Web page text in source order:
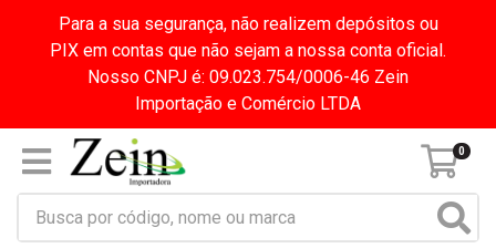
Para a sua segurança, não realizem depósitos ou
PIX em contas que não sejam a nossa conta oficial.
Nosso CNPJ é: 09.023.754/0006-46 Zein
Importação e Comércio LTDA
0